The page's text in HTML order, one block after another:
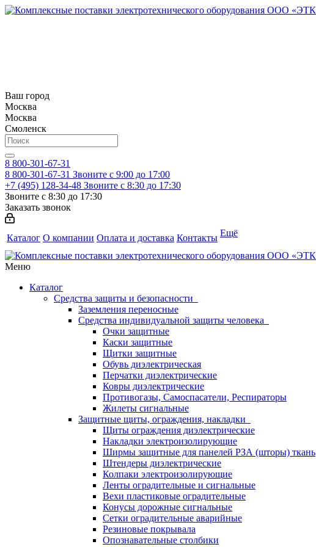
Ваш город
Москва
Москва
Смоленск
8 800-301-67-31
8 800-301-67-31 Звоните с 9:00 до 17:00
+7 (495) 128-34-48 Звоните с 8:30 до 17:30
Звоните с 8:30 до 17:30
Заказать звонок
Каталог О компании Оплата и доставка Контакты Ещё
Меню
Каталог
Средства защиты и безопасности
Заземления переносные
Средства индивидуальной защиты человека
Очки защитные
Каски защитные
Щитки защитные
Обувь диэлектрическая
Перчатки диэлектрические
Ковры диэлектрические
Противогазы, Самоспасатели, Респираторы
Жилеты сигнальные
Защитные щиты, ограждения, накладки
Щиты ограждения диэлектрические
Накладки электроизолирующие
Ширмы защитные для панелей РЗА (шторы) ткань
Штендеры диэлектрические
Колпаки электроизолирующие
Ленты оградительные и сигнальные
Вехи пластиковые оградительные
Конусы дорожные сигнальные
Сетки оградительные аварийные
Резиновые покрывала
Опознавательные столбики